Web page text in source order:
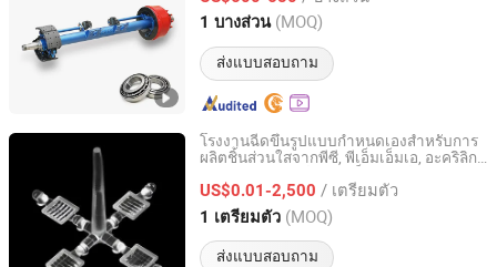
1 บางส่วน (MOQ)
ส่งแบบสอบถาม
Guangdong, China อัตราจาก 2024
โรงงานฉีดขึ้นรูปแบบกำหนดเองสำหรับการ
ผลิตชิ้นส่วนใสจากพีซี, พีเอ็มเอ็มเอ, อะคริลิก
เลนส์ห้องปฏิบัติการ, เลนส์ออปติคัล, เลนส์
แสดงผล
US$0.01-2,500 / เตรียมตัว
1 เตรียมตัว (MOQ)
ส่งแบบสอบถาม
Dongguan Yixun Industrial Co., Ltd.
Guangdong, China อัตราจาก 2012